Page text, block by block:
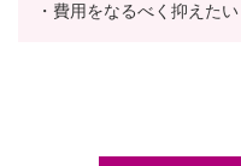
・費用をなるべく抑えたい